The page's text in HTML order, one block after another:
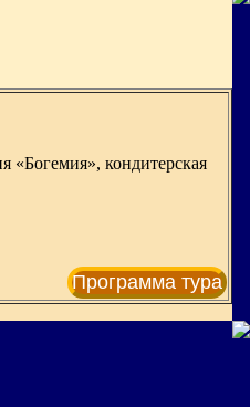
«Богемия», кондитерская
Программа тура